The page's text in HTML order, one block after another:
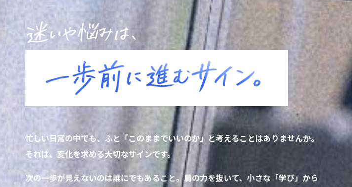
忙しい日常の中でも、ふと「このままでいいのか」と考えることはありませんか。
それは、変化を求める大切なサインです。
次の一歩が見えないのは誰にでもあること。肩の力を抜いて、小さな「学び」から